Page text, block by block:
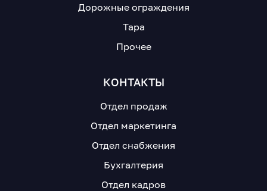
Дорожные ограждения
Тара
Прочее
КОНТАКТЫ
Отдел продаж
Отдел маркетинга
Отдел снабжения
Бухгалтерия
Отдел кадров